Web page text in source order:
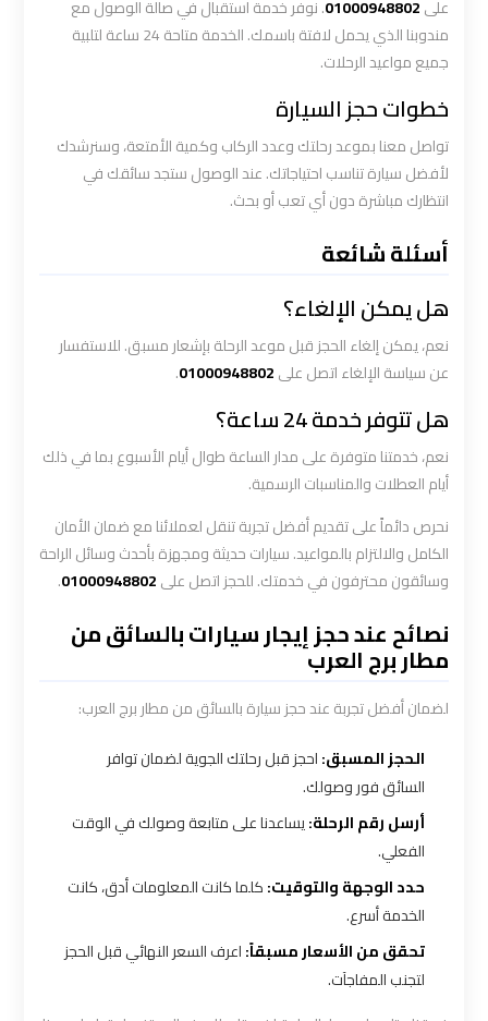
على01000948802. نوفر خدمة استقبال في صالة الوصول مع
مندوبنا الذي يحمل لافتة باسمك. الخدمة متاحة 24 ساعة لتلبية
جميع مواعيد الرحلات.
خطوات حجز السيارة
تواصل معنا بموعد رحلتك وعدد الركاب وكمية الأمتعة، وسنرشدك
لأفضل سيارة تناسب احتياجاتك. عند الوصول ستجد سائقك في
انتظارك مباشرة دون أي تعب أو بحث.
أسئلة شائعة
هل يمكن الإلغاء؟
نعم، يمكن إلغاء الحجز قبل موعد الرحلة بإشعار مسبق. للاستفسار
عن سياسة الإلغاء اتصل على01000948802
.
هل تتوفر خدمة 24 ساعة؟
نعم، خدمتنا متوفرة على مدار الساعة طوال أيام الأسبوع بما في ذلك
أيام العطلات والمناسبات الرسمية.
نحرص دائماً على تقديم أفضل تجربة تنقل لعملائنا مع ضمان الأمان
الكامل والالتزام بالمواعيد. سيارات حديثة ومجهزة بأحدث وسائل الراحة
وسائقون محترفون في خدمتك. للحجز اتصل على01000948802
.
نصائح عند حجز إيجار سيارات بالسائق من
مطار برج العرب
لضمان أفضل تجربة عند حجز سيارة بالسائق من مطار برج العرب:
الحجز المسبق:احجز قبل رحلتك الجوية لضمان توافر
السائق فور وصولك.
أرسل رقم الرحلة:يساعدنا على متابعة وصولك في الوقت
الفعلي.
حدد الوجهة والتوقيت:كلما كانت المعلومات أدق، كانت
الخدمة أسرع.
تحقق من الأسعار مسبقاً:اعرف السعر النهائي قبل الحجز
لتجنب المفاجآت.
ليموزين
الأحمر
القاهرة
السخنة
ليموزين
القاهرة
اسكندرية
ليموزين
المطار
ليموزين
المطار
ليموزين